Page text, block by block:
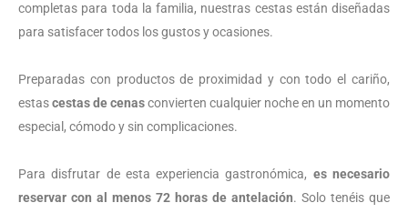
completas para toda la familia, nuestras cestas están diseñadas
para satisfacer todos los gustos y ocasiones.
Preparadas con productos de proximidad y con todo el cariño,
estascestas de cenasconvierten cualquier noche en un momento
especial, cómodo y sin complicaciones.
Para disfrutar de esta experiencia gastronómica, es necesario
reservar con al menos 72 horas de antelación. Solo tenéis que